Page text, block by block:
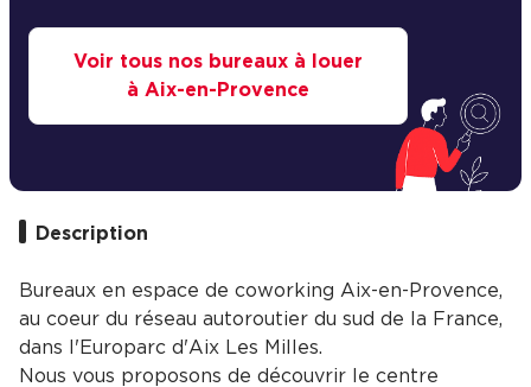
Voir tous nos bureaux à louer
à Aix-en-Provence
Description
Bureaux en espace de coworking Aix-en-Provence,
au coeur du réseau autoroutier du sud de la France,
dans l'Europarc d'Aix Les Milles.
Nous vous proposons de découvrir le centre